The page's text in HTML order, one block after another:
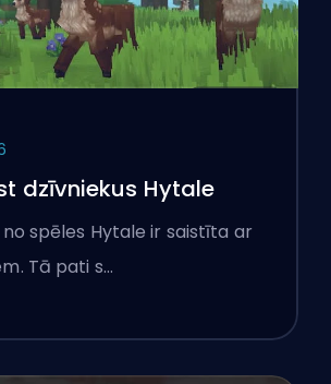
dzīvniekus Hytale
no spēles Hytale ir saistīta ar
Tā pati s…